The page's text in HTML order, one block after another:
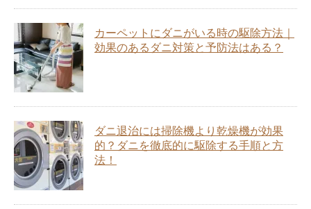
カーペットにダニがいる時の駆除方法｜
効果のあるダニ対策と予防法はある？
ダニ退治には掃除機より乾燥機が効果
的？ダニを徹底的に駆除する手順と方
法！